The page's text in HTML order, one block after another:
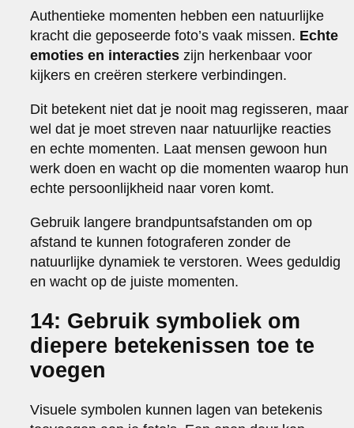
Authentieke momenten hebben een natuurlijke
kracht die geposeerde foto’s vaak missen. Echte
emoties en interacties zijn herkenbaar voor
kijkers en creëren sterkere verbindingen.
Dit betekent niet dat je nooit mag regisseren, maar
wel dat je moet streven naar natuurlijke reacties
en echte momenten. Laat mensen gewoon hun
werk doen en wacht op die momenten waarop hun
echte persoonlijkheid naar voren komt.
Gebruik langere brandpuntsafstanden om op
afstand te kunnen fotograferen zonder de
natuurlijke dynamiek te verstoren. Wees geduldig
en wacht op de juiste momenten.
14: Gebruik symboliek om
diepere betekenissen toe te
voegen
Visuele symbolen kunnen lagen van betekenis